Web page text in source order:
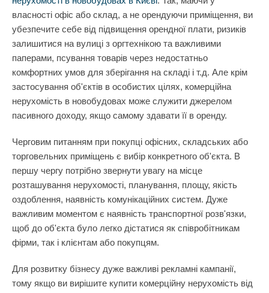
власності офіс або склад, а не орендуючи приміщення, ви
убезпечите себе від підвищення орендної плати, ризиків
залишитися на вулиці з оргтехнікою та важливими
паперами, псування товарів через недостатньо
комфортних умов для зберігання на складі і т.д. Але крім
застосування об'єктів в особистих цілях, комерційна
нерухомість в новобудовах може служити джерелом
пасивного доходу, якщо самому здавати її в оренду.
Черговим питанням при покупці офісних, складських або
торговельних приміщень є вибір конкретного об'єкта. В
першу чергу потрібно звернути увагу на місце
розташування нерухомості, планування, площу, якість
оздоблення, наявність комунікаційних систем. Дуже
важливим моментом є наявність транспортної розв'язки,
щоб до об'єкта було легко дістатися як співробітникам
фірми, так і клієнтам або покупцям.
Для розвитку бізнесу дуже важливі рекламні кампанії,
тому якщо ви вирішите купити комерційну нерухомість від